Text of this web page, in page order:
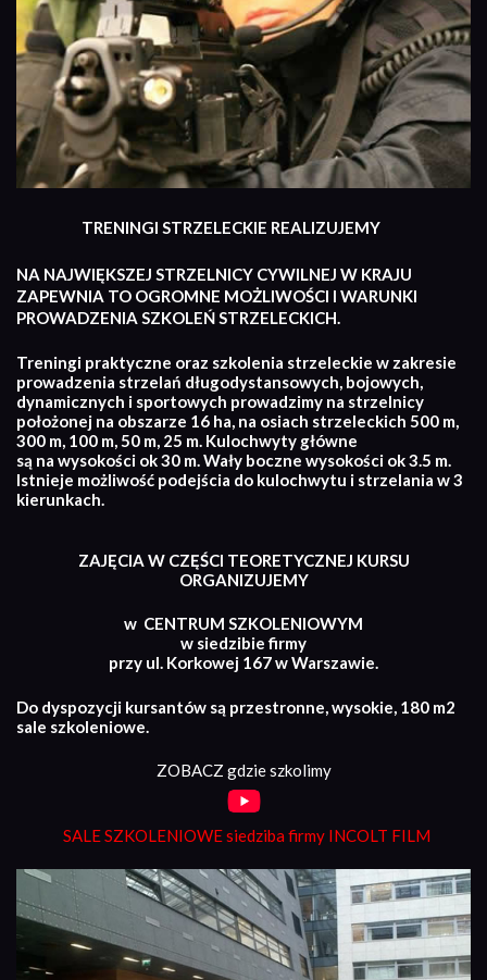
TRENINGI STRZELECKIE REALIZUJEMY
NA NAJWIĘKSZEJ STRZELNICY CYWILNEJ W KRAJU
ZAPEWNIA TO OGROMNE MOŻLIWOŚCI I WARUNKI
PROWADZENIA SZKOLEŃ STRZELECKICH.
Treningi praktyczne oraz szkolenia strzeleckie w zakresie
prowadzenia strzelań długodystansowych, bojowych,
dynamicznych i sportowych prowadzimy na strzelnicy
położonej na obszarze 16 ha, na osiach strzeleckich 500 m,
300 m, 100 m, 50 m, 25 m. Kulochwyty główne
są na wysokości ok 30 m. Wały boczne wysokości ok 3.5 m.
Istnieje możliwość podejścia do kulochwytu i strzelania w 3
kierunkach.
ZAJĘCIA W CZĘŚCI TEORETYCZNEJ KURSU
ORGANIZUJEMY
w CENTRUM SZKOLENIOWYM
w siedzibie firmy
przy ul. Korkowej 167 w Warszawie.
Do dyspozycji kursantów są przestronne, wysokie, 180 m2
sale szkoleniowe.
ZOBACZ gdzie szkolimy
SALE SZKOLENIOWE siedziba firmy INCOLT FILM